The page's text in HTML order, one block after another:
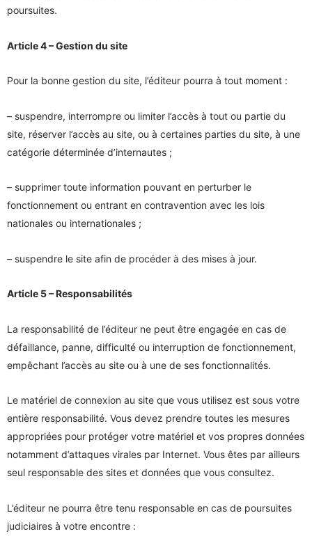
poursuites.
Article 4 – Gestion du site
Pour la bonne gestion du site, l’éditeur pourra à tout moment :
– suspendre, interrompre ou limiter l’accès à tout ou partie du
site, réserver l’accès au site, ou à certaines parties du site, à une
catégorie déterminée d’internautes ;
– supprimer toute information pouvant en perturber le
fonctionnement ou entrant en contravention avec les lois
nationales ou internationales ;
– suspendre le site afin de procéder à des mises à jour.
Article 5 – Responsabilités
La responsabilité de l’éditeur ne peut être engagée en cas de
défaillance, panne, difficulté ou interruption de fonctionnement,
empêchant l’accès au site ou à une de ses fonctionnalités.
Le matériel de connexion au site que vous utilisez est sous votre
entière responsabilité. Vous devez prendre toutes les mesures
appropriées pour protéger votre matériel et vos propres données
notamment d’attaques virales par Internet. Vous êtes par ailleurs
seul responsable des sites et données que vous consultez.
L’éditeur ne pourra être tenu responsable en cas de poursuites
judiciaires à votre encontre :